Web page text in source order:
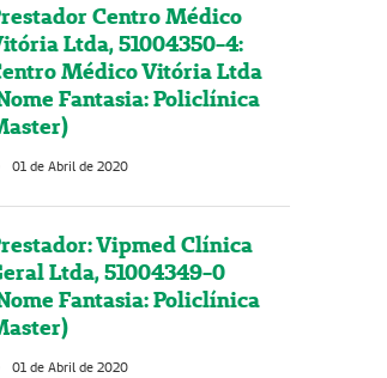
Centro Médico
Ltda, 51004350-4:
Médico Vitória Ltda
Fantasia: Policlínica
01 de Abril de 2020
Vipmed Clínica
Ltda, 51004349-0
Fantasia: Policlínica
01 de Abril de 2020